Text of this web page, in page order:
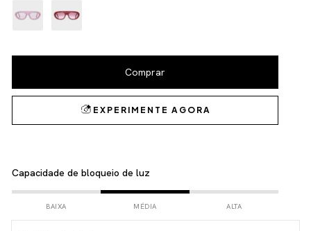
Capacidade de bloqueio de luz
BAIXA MÉDIA ALTA